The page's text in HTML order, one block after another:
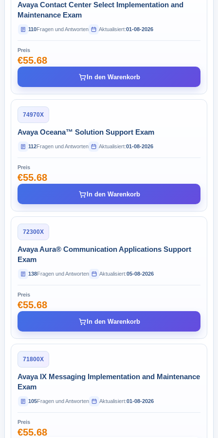
Avaya Contact Center Select Implementation and
Maintenance Exam
110Fragen und Antworten Aktualisiert:01-08-2026
Preis
€55.68
In den Warenkorb
74970X
Avaya Oceana™ Solution Support Exam
112Fragen und Antworten Aktualisiert:01-08-2026
Preis
€55.68
In den Warenkorb
72300X
Avaya Aura® Communication Applications Support
Exam
138Fragen und Antworten Aktualisiert:05-08-2026
Preis
€55.68
In den Warenkorb
71800X
Avaya IX Messaging Implementation and Maintenance
Exam
105Fragen und Antworten Aktualisiert:01-08-2026
Preis
€55.68